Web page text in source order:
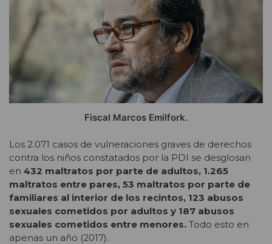
Fiscal Marcos Emilfork.
Los 2.071 casos de vulneraciones graves de derechos
contra los niños constatados por la PDI se desglosan
en 432 maltratos por parte de adultos, 1.265
maltratos entre pares, 53 maltratos por parte de
familiares al interior de los recintos, 123 abusos
sexuales cometidos por adultos y 187 abusos
sexuales cometidos entre menores. Todo esto en
apenas un año (2017).